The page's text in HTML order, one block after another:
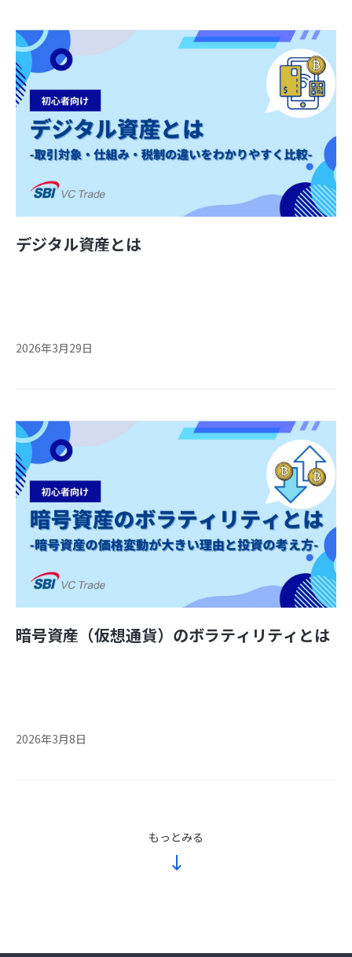
デジタル資産とは
2026年3月29日
暗号資産（仮想通貨）のボラティリティとは
2026年3月8日
もっとみる